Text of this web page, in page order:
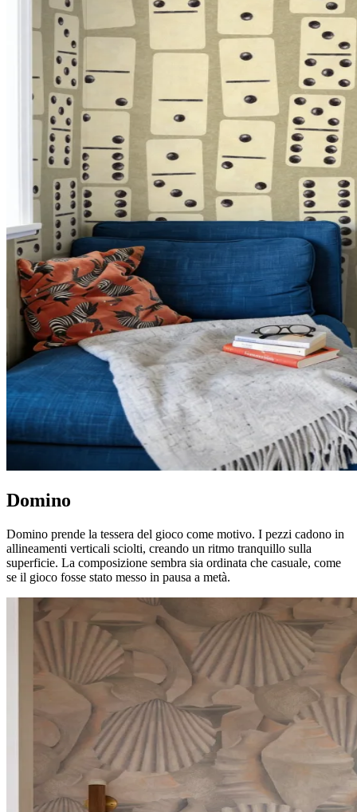
Domino
Domino prende la tessera del gioco come motivo. I pezzi cadono in
allineamenti verticali sciolti, creando un ritmo tranquillo sulla
superficie. La composizione sembra sia ordinata che casuale, come
se il gioco fosse stato messo in pausa a metà.